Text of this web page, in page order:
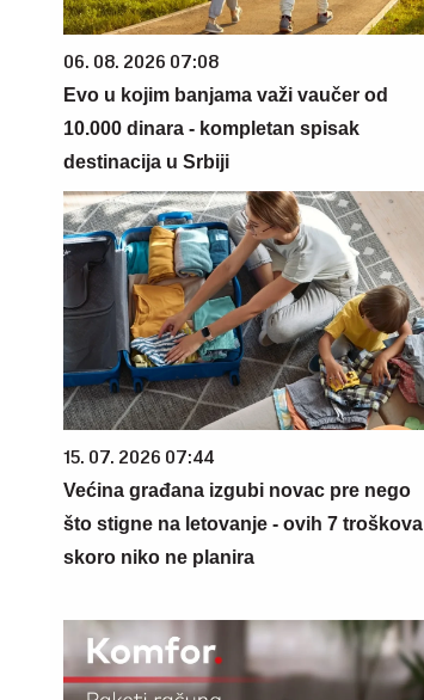
06. 08. 2026 07:08
Evo u kojim banjama važi vaučer od
10.000 dinara - kompletan spisak
destinacija u Srbiji
15. 07. 2026 07:44
Većina građana izgubi novac pre nego
što stigne na letovanje - ovih 7 troškova
skoro niko ne planira